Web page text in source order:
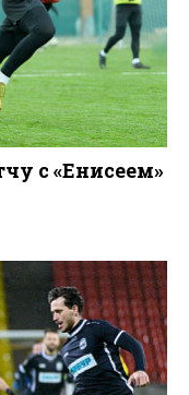
с «Енисеем»